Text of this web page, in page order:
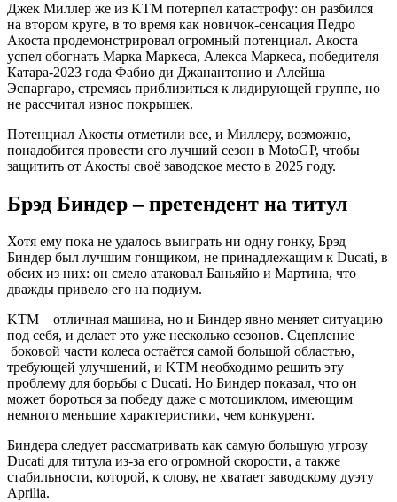
Джек Миллер же из KTM потерпел катастрофу: он разбился
на втором круге, в то время как новичок-сенсация Педро
Акоста продемонстрировал огромный потенциал. Акоста
успел обогнать Марка Маркеса, Алекса Маркеса, победителя
Катара-2023 года Фабио ди Джанантонио и Алейша
Эспаргаро, стремясь приблизиться к лидирующей группе, но
не рассчитал износ покрышек.
Потенциал Акосты отметили все, и Миллеру, возможно,
понадобится провести его лучший сезон в MotoGP, чтобы
защитить от Акосты своё заводское место в 2025 году.
Брэд Биндер – претендент на титул
Хотя ему пока не удалось выиграть ни одну гонку, Брэд
Биндер был лучшим гонщиком, не принадлежащим к Ducati, в
обеих из них: он смело атаковал Баньяйю и Мартина, что
дважды привело его на подиум.
KTM – отличная машина, но и Биндер явно меняет ситуацию
под себя, и делает это уже несколько сезонов. Сцепление
боковой части колеса остаётся самой большой областью,
требующей улучшений, и KTM необходимо решить эту
проблему для борьбы с Ducati. Но Биндер показал, что он
может бороться за победу даже с мотоциклом, имеющим
немного меньшие характеристики, чем конкурент.
Биндера следует рассматривать как самую большую угрозу
Ducati для титула из-за его огромной скорости, а также
стабильности, которой, к слову, не хватает заводскому дуэту
Aprilia.